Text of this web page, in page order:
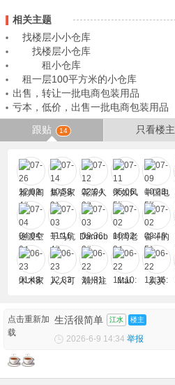
相关主题
找楼层小小仓库
找楼层小仓库
租小仓库
租一层100平方米的小仓库
出售，转让一批电商包装用品
亏本，低价，出售一批电商包装用品
跟贴
14 只看楼主
雅典阁
2009
集瓷家
居
花落人
断肠
来如风
中国电
信奎元
厅
途渡空
也
千鸟坑
Danrob
inson
时尚老
实
奋斗的
烂泥
木木家
人人可
潮州注
Mai. 炭炭
点击重新加
载
生活很简单 江水 楼主
2026-6-9 14:34 举报